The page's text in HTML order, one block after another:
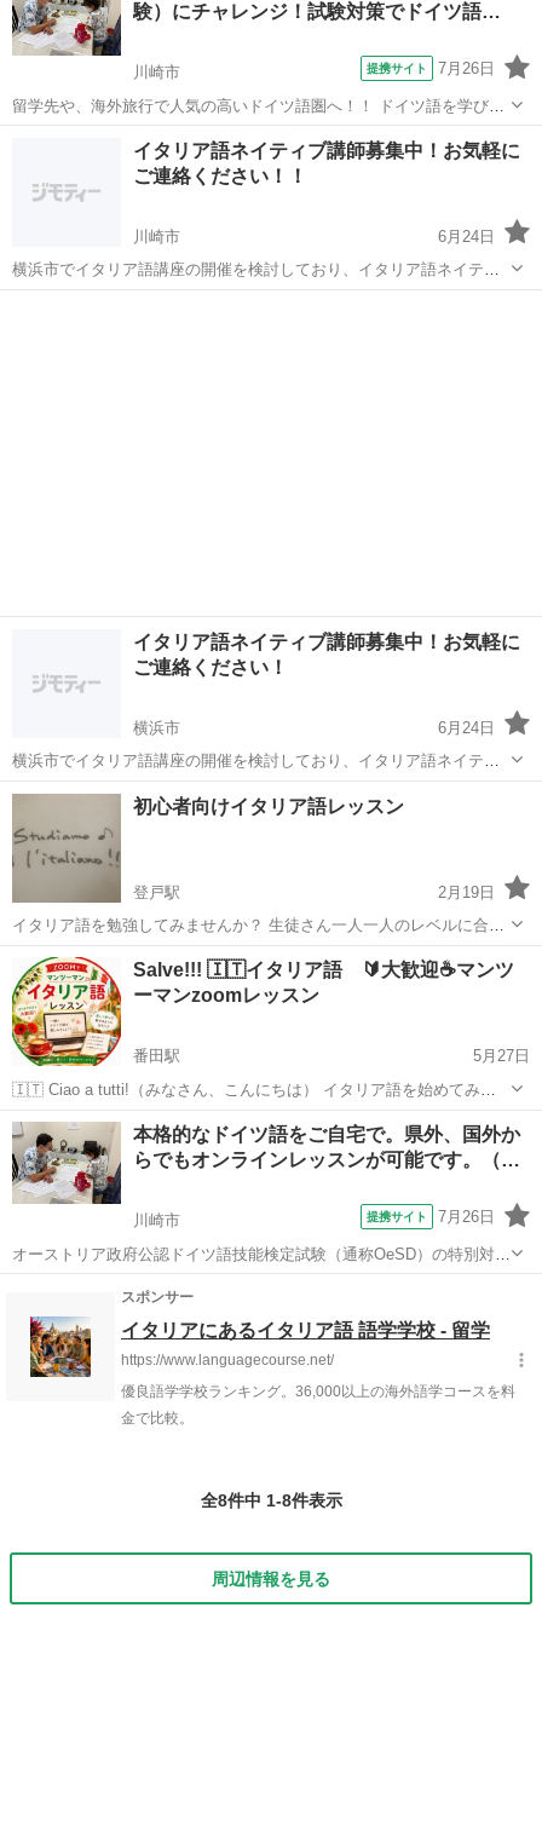
ーストリアに、ワーキングホリデーでも...
験）にチャレンジ！試験対策でドイツ語…
川崎市 提携サイト 7月26日
留学先や、海外旅行で人気の高いドイツ語圏へ！！ ドイツ語を学びな
がらドイツ、オーストリアなどの風土や文化も自然と学べる楽しい授
業です。 日常会話に磨きをかけ、検定試験を受けてらくらく留学、ド
イツ語圏の生活にも自信が持てます。...
イタリア語
イタリア語ネイティブ講師募集中！お気軽に
ご連絡ください！！
川崎市
6月24日
横浜市でイタリア語講座の開催を検討しており、イタリア語ネイティ
ブ講師によるイタリア語研修ができる方を募集しております。 内容と
イタリア語ネイティブ講師募集中！お気軽に
ご連絡ください！
横浜市
6月24日
横浜市でイタリア語講座の開催を検討しており、イタリア語ネイティ
ブ講師によるイタリア語研修ができる方を募集しております。 内容と
しては、イタリア語を基礎から学びたい方に対して、基礎的なイタリ
ア語や簡単な会話、旅行で役立つ会話...
神奈川 横浜市 イタリア語 ネイティブ
初心者向けイタリア語レッスン
登戸駅
2月19日
イタリア語を勉強してみませんか？ 生徒さん一人一人のレベルに合わ
せて、初歩から丁寧に指導致します。 音楽、美術、料理、サッカ
ー、、、イタリア語を知ると、楽しみの幅が広がります(^^) <レッスン
詳細> 形態:個人レ...
神奈川 川崎市 登戸駅 イタリア語 イタリア人
Salve!!! 🇮🇹イタリア語 🔰大歓迎☕️マンツ
ーマンzoomレッスン
番田駅
5月27日
🇮🇹 Ciao a tutti!（みなさん、こんにちは） イタリア語を始めてみま
せんか？ 🔰初心者の方、大歓迎です♪ 生徒さんお一人おひとりのレベ
ルや目標に合わせて、基礎から丁寧にレッスンいたします。 イタリア
語がわ...
神奈川 愛甲郡 番田駅 イタリア語 レッスン
本格的なドイツ語をご自宅で。県外、国外か
らでもオンラインレッスンが可能です。（…
川崎市 提携サイト 7月26日
オーストリア政府公認ドイツ語技能検定試験（通称OeSD）の特別対策
コースとなります。 OeSDはオーストリア政府の権限のもと、『ドイ
ツ・オーストリア・スイスを中心としたドイツ語圏での国際的なドイ
ツ語能力』の証明に使えます。 ...
全8件中 1-8件表示
周辺情報を見る